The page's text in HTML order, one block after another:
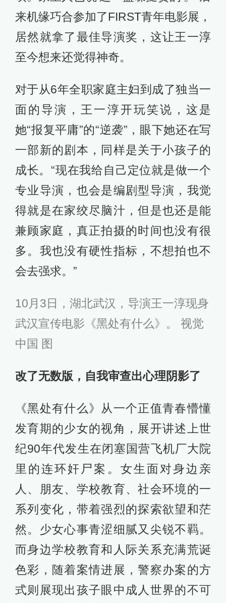
来机缘巧合参加了FIRST青年电影展，
居然就拿了最佳导演奖，这让王一淳
至今想来还觉得神奇。
对于从6年全职家庭主妇到成了独当一
面的导演，王一淳开玩笑说，这是
她“报复平庸”的“逆袭”，眼下她还在写
一部新的剧本，同样是关于小孩子的
成长。“现在我给自己定位就是做一个
专业导演，也会是编剧型导演，我觉
得就是在家绞尽脑汁，但是也还是能
兼顾家庭，真正拍摄的时间也没有很
多。我也没有硬性指标，不想拍也不
会去强求。”
10月3日，湖北武汉，导演王一淳现身
武汉宣传电影《黑处有什么》。 视觉
中国 图
改了无数版，自我审查出心理阴影了
《黑处有什么》从一个正值青春懵懂
发育期的少女的视角，展开讲述上世
纪90年代发生在闭塞国营飞机厂大院
里的连环奸尸案。女生面对身边亲
人、朋友、学校教育、社会环境的一
系列变化，带着强烈的探索欲望和茫
然。少女心事青涩细腻又尖锐不羁。
而身边学校教育和人际关系充满荒诞
色彩，随着案情进展，警察办案的方
式则展现出孩子眼中成人世界的不可